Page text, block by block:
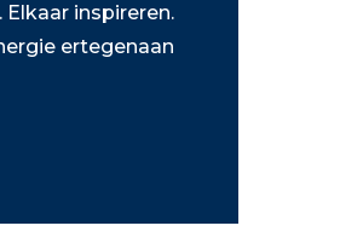
Elkaar inspireren.
ertegenaan